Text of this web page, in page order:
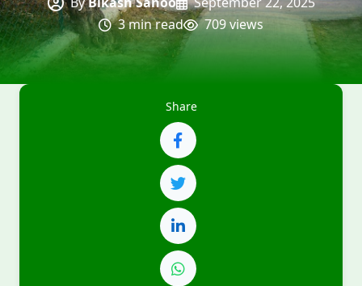
3 min read
709 views
Share